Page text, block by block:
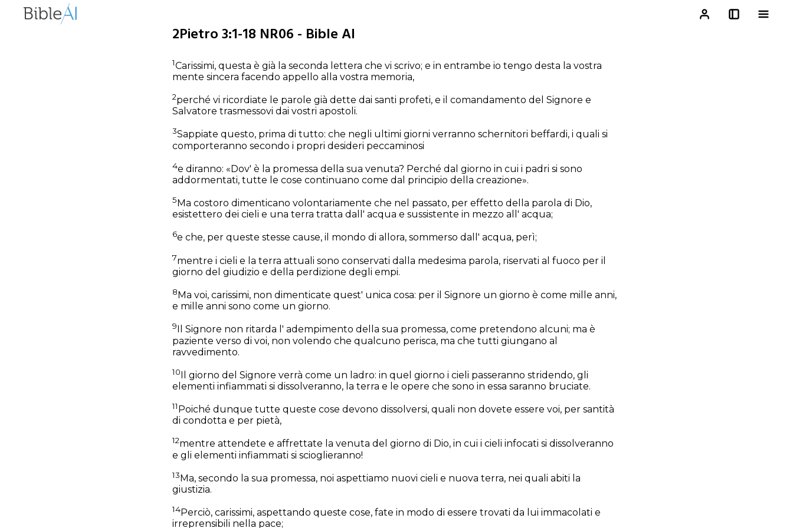
2Pietro 3:1-18 NR06 - Bible AI
1Carissimi, questa è già la seconda lettera che vi scrivo; e in entrambe io tengo desta la vostra
mente sincera facendo appello alla vostra memoria,
2perché vi ricordiate le parole già dette dai santi profeti, e il comandamento del Signore e
Salvatore trasmessovi dai vostri apostoli.
3Sappiate questo, prima di tutto: che negli ultimi giorni verranno schernitori beffardi, i quali si
comporteranno secondo i propri desideri peccaminosi
4e diranno: «Dov' è la promessa della sua venuta? Perché dal giorno in cui i padri si sono
addormentati, tutte le cose continuano come dal principio della creazione».
5 Ma costoro dimenticano volontariamente che nel passato, per effetto della parola di Dio,
esistettero dei cieli e una terra tratta dall' acqua e sussistente in mezzo all' acqua;
6e che, per queste stesse cause, il mondo di allora, sommerso dall' acqua, perì;
7mentre i cieli e la terra attuali sono conservati dalla medesima parola, riservati al fuoco per il
giorno del giudizio e della perdizione degli empi.
8 Ma voi, carissimi, non dimenticate quest' unica cosa: per il Signore un giorno è come mille anni,
e mille anni sono come un giorno.
9
Il Signore non ritarda l' adempimento della sua promessa, come pretendono alcuni; ma è
paziente verso di voi, non volendo che qualcuno perisca, ma che tutti giungano al
ravvedimento.
10Il giorno del Signore verrà come un ladro: in quel giorno i cieli passeranno stridendo, gli
elementi infiammati si dissolveranno, la terra e le opere che sono in essa saranno bruciate.
11 Poiché dunque tutte queste cose devono dissolversi, quali non dovete essere voi, per santità
di condotta e per pietà,
12mentre attendete e affrettate la venuta del giorno di Dio, in cui i cieli infocati si dissolveranno
e gli elementi infiammati si scioglieranno!
13Ma, secondo la sua promessa, noi aspettiamo nuovi cieli e nuova terra, nei quali abiti la
giustizia.
14Perciò, carissimi, aspettando queste cose, fate in modo di essere trovati da lui immacolati e
irreprensibili nella pace;